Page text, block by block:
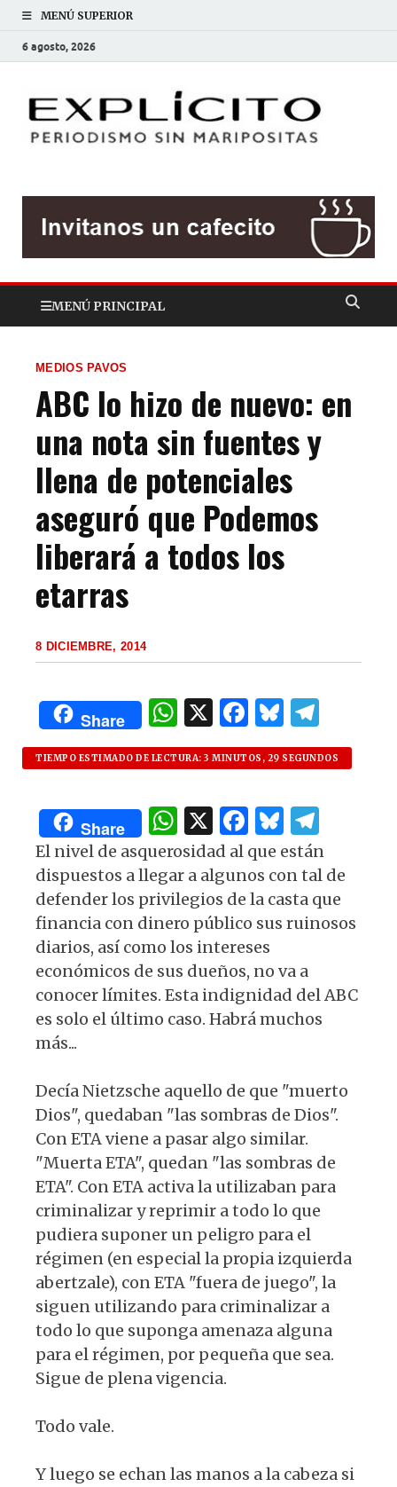
MENÚ SUPERIOR
6 agosto, 2026
MENÚ PRINCIPAL
MEDIOS PAVOS
ABC lo hizo de nuevo: en
una nota sin fuentes y
llena de potenciales
aseguró que Podemos
liberará a todos los
etarras
8 DICIEMBRE, 2014
Share
W
h
at
s
A
p
p
X F
a
c
e
b
o
o
k
B
lu
es
k
y
el
e
m
TIEMPO ESTIMADO DE LECTURA: 3 MINUTOS, 29 SEGUNDOS
Share
W
h
at
s
A
p
p
X F
a
c
e
b
o
o
k
B
lu
es
k
y
el
e
g
ra
El nivel de asquerosidad al que están
dispuestos a llegar a algunos con tal de
defender los privilegios de la casta que
financia con dinero público sus ruinosos
diarios, así como los intereses
económicos de sus dueños, no va a
conocer límites. Esta indignidad del ABC
es solo el último caso. Habrá muchos
más...
Decía Nietzsche aquello de que "muerto
Dios", quedaban "las sombras de Dios".
Con ETA viene a pasar algo similar.
"Muerta ETA", quedan "las sombras de
ETA". Con ETA activa la utilizaban para
criminalizar y reprimir a todo lo que
pudiera suponer un peligro para el
régimen (en especial la propia izquierda
abertzale), con ETA "fuera de juego", la
siguen utilizando para criminalizar a
todo lo que suponga amenaza alguna
para el régimen, por pequeña que sea.
Sigue de plena vigencia.
Todo vale.
Y luego se echan las manos a la cabeza si